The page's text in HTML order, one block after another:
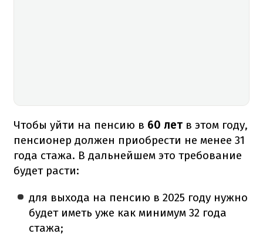
Чтобы уйти на пенсию в 60 лет в этом году,
пенсионер должен приобрести не менее 31
года стажа. В дальнейшем это требование
будет расти:
для выхода на пенсию в 2025 году нужно
будет иметь уже как минимум 32 года
стажа;